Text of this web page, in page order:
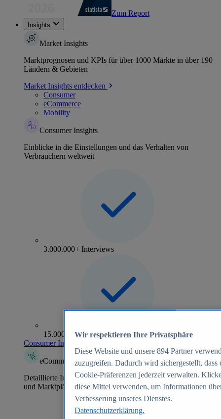
Zum Report
Insights
Market Insights
Marktprognosen und KPIs für über 1000 Märkte in über 190
Ländern & Gebieten
Market Insights entdecken
Consumer
eCommerce
Mobility
Consumer Insights
Einblicke in die Einstellungen und das Verhalten von
Verbrauchern weltweit
3.000.000+ Interviews
15.000+ Marken
Consumer Insights entdecken
eCommerce Insights
Detaillierte Informationen zu mehr als 39.000 Online-Shops
und Marktplätzen
Wir respektieren Ihre Privatsphäre
Diese Website und unsere 894 Partner
zuzugreifen. Dadurch wird sichergestellt,
Cookie-Präferenzen jederzeit verwalten.
diese Mittel verwenden, um Informationen
Verbesserung unseres Dienstes.
Datenschutzerklärung.